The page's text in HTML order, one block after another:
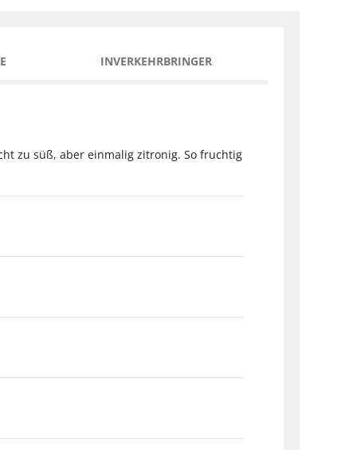
INVERKEHRBRINGER
zu süß, aber einmalig zitronig. So fruchtig